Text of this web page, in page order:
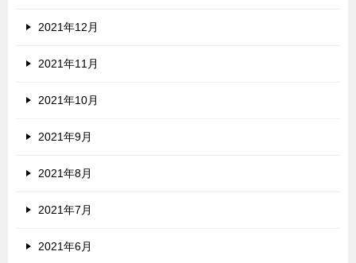
2021年12月
2021年11月
2021年10月
2021年9月
2021年8月
2021年7月
2021年6月